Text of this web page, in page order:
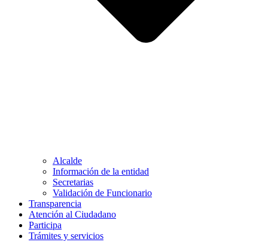
Alcalde
Información de la entidad
Secretarias
Validación de Funcionario
Transparencia
Atención al Ciudadano
Participa
Trámites y servicios